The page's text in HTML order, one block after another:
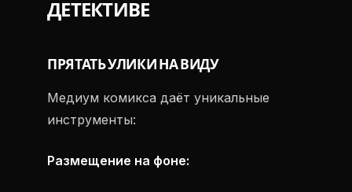
ДЕТЕКТИВЕ
ПРЯТАТЬ УЛИКИ НА ВИДУ
Медиум комикса даёт уникальные
инструменты:
Размещение на фоне: